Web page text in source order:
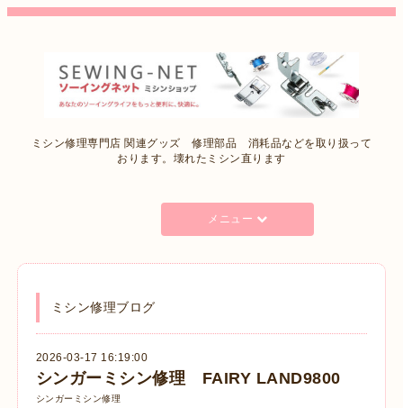
ミシン修理専門店 関連グッズ 修理部品 消耗品などを取り扱って
おります。壊れたミシン直ります
メニュー
ミシン修理ブログ
2026-03-17 16:19:00
シンガーミシン修理 FAIRY LAND9800
シンガーミシン修理